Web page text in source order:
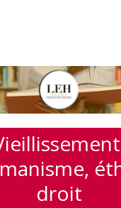
droit